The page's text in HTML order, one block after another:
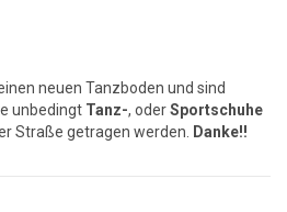
neuen Tanzboden und sind
unbedingt Tanz-, oderSportschuhe
Straße getragen werden.
Danke!!